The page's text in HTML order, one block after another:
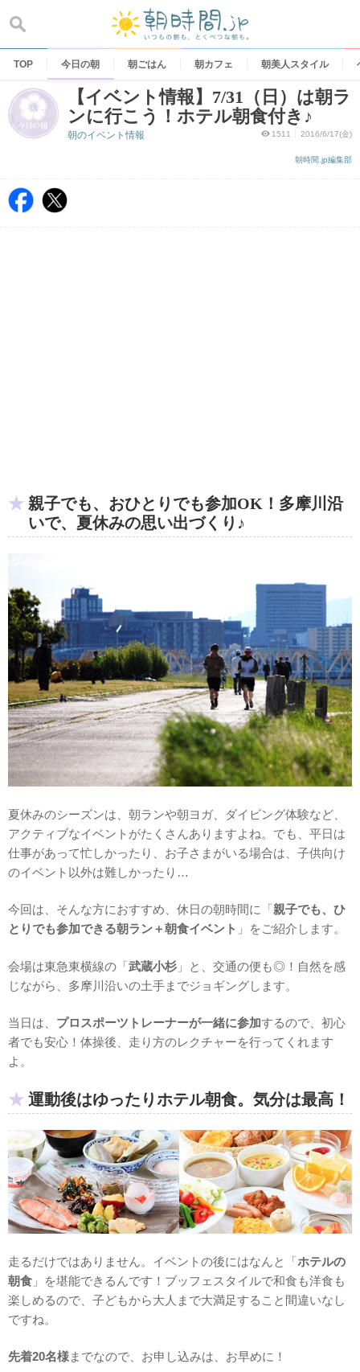
content
TOP 今日の朝 朝ごはん 朝カフェ 朝美人スタイル
【イベント情報】7/31（日）は朝ラ
ンに行こう！ホテル朝食付き♪
1511 2016/6/17(金)
朝時間.jp編集部
朝のイベント情報
親子でも、おひとりでも参加OK！多摩川沿
いで、夏休みの思い出づくり♪
夏休みのシーズンは、朝ランや朝ヨガ、ダイビング体験など、
アクティブなイベントがたくさんありますよね。でも、平日は
仕事があって忙しかったり、お子さまがいる場合は、子供向け
のイベント以外は難しかったり…
今回は、そんな方におすすめ、休日の朝時間に「親子でも、ひ
とりでも参加できる朝ラン＋朝食イベント 」をご紹介します。
会場は東急東横線の「武蔵小杉 」と、交通の便も◎！自然を感
じながら、多摩川沿いの土手までジョギングします。
当日は、 プロスポーツトレーナーが一緒に参加するので、初心
者でも安心！体操後、走り方のレクチャーを行ってくれます
よ。
運動後はゆったりホテル朝食。気分は最高！
走るだけではありません。イベントの後にはなんと「ホテルの
朝食 」を堪能できるんです！ブッフェスタイルで和食も洋食も
楽しめるので、子どもから大人まで大満足すること間違いなし
ですね。
先着20名様までなので、お申し込みは、お早めに！